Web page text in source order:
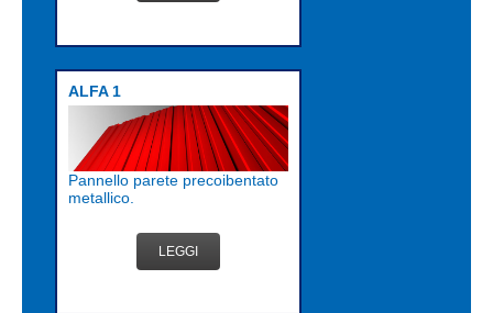
ALFA 1
Pannello parete precoibentato
metallico.
LEGGI